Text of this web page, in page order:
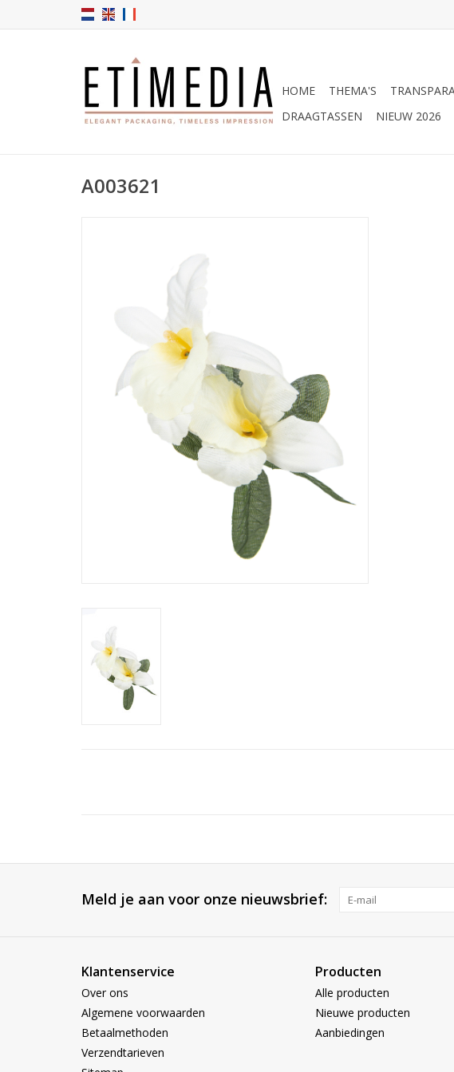
HOME THEMA'S
DRAAGTASSEN
NIEUW 2026
A003621
Meld je aan voor onze nieuwsbrief:
Klantenservice
Over ons
Algemene voorwaarden
Betaalmethoden
Verzendtarieven
Producten
Alle producten
Nieuwe producten
Aanbiedingen